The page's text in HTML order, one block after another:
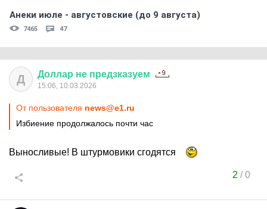
Анеки июле - августовские (до 9 августа)
7465 47
Д Доллар не предзказуем
15:06, 10.03.2026
От пользователя news@e1.ru
Избиение продолжалось почти час
Выносливые! В штурмовики сгодятся
2 /0